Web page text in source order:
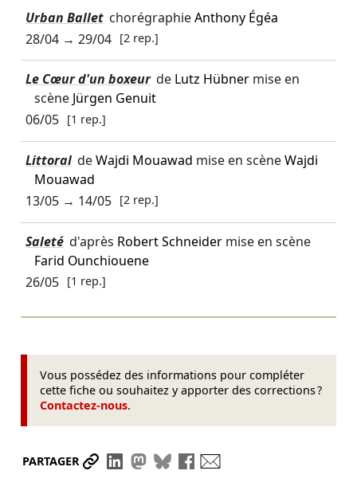
Urban Ballet chorégraphieAnthony Égéa
28/04→ 29/04 [2 rep.]
Le Cœur d'un boxeur de Lutz Hübnermise en
scène Jürgen Genuit
06/05 [1 rep.]
Littoral deWajdi Mouawad mise en scèneWajdi
Mouawad
13/05→ 14/05 [2 rep.]
Saleté d'après Robert Schneidermise en scène
Farid Ounchiouene
26/05 [1 rep.]
Vous possédez des informations pour compléter
cette fiche ou souhaitez y apporter des corrections ?
Contactez-nous.
PARTAGER Partager le lien
Partager sur LinkedIn
Partager sur Mastodon
Partager sur Bluesky
Partager sur Facebook